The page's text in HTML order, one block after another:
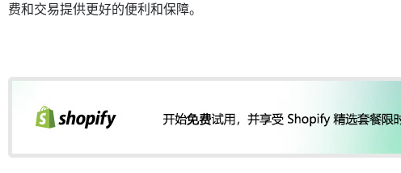
费和交易提供更好的便利和保障。